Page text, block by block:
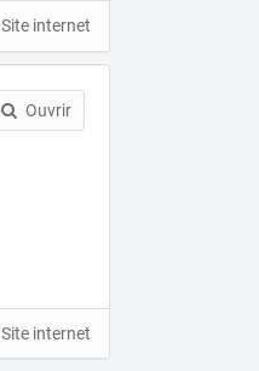
Site internet
Ouvrir
Site internet